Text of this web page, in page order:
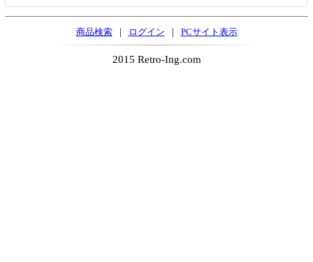
商品検索 | ログイン | PCサイト表示
2015 Retro-Ing.com